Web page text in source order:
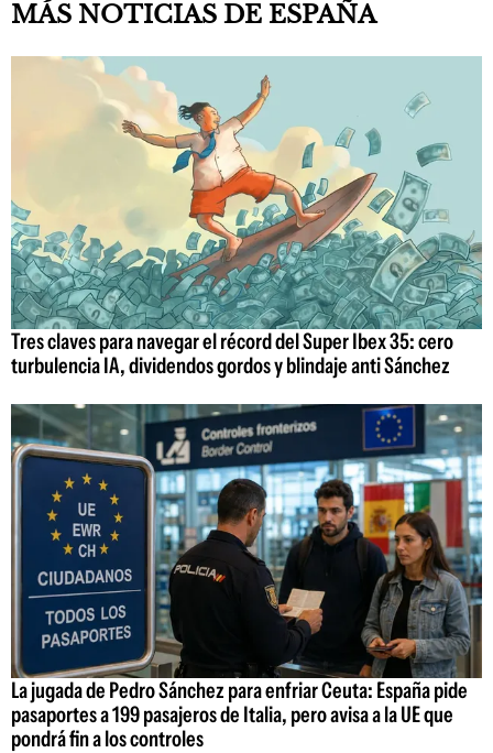
MÁS NOTICIAS DE ESPAÑA
Tres claves para navegar el récord del Super Ibex 35: cero
turbulencia IA, dividendos gordos y blindaje anti Sánchez
La jugada de Pedro Sánchez para enfriar Ceuta: España pide
pasaportes a 199 pasajeros de Italia, pero avisa a la UE que
pondrá fin a los controles